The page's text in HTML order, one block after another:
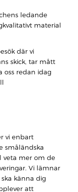
ledande
material
där vi
skick, tar mått
oss redan idag
vi enbart
småländska
veta mer om de
Vi lämnar
känna dig
att